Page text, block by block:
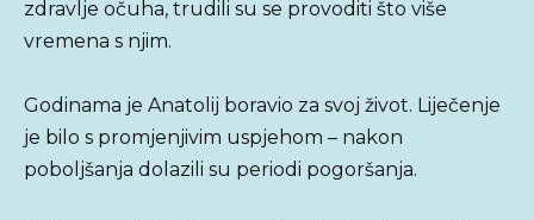
zdravlje očuha, trudili su se provoditi što više
vremena s njim.
Godinama je Anatolij boravio za svoj život. Liječenje
je bilo s promjenjivim uspjehom – nakon
poboljšanja dolazili su periodi pogoršanja.